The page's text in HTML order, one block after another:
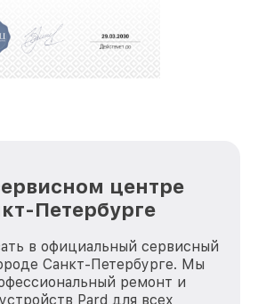
и обрели отличную
совершенствуемся и
центре
Петербурге
в официальный сервисный
Санкт-Петербурге. Мы
ремонт и
Pard для всех